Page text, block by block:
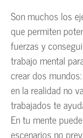
Son muchos los
que permiten
fuerzas y
trabajo mental
crear dos
en la realidad no
trabajados te
En tu mente
escenarios no